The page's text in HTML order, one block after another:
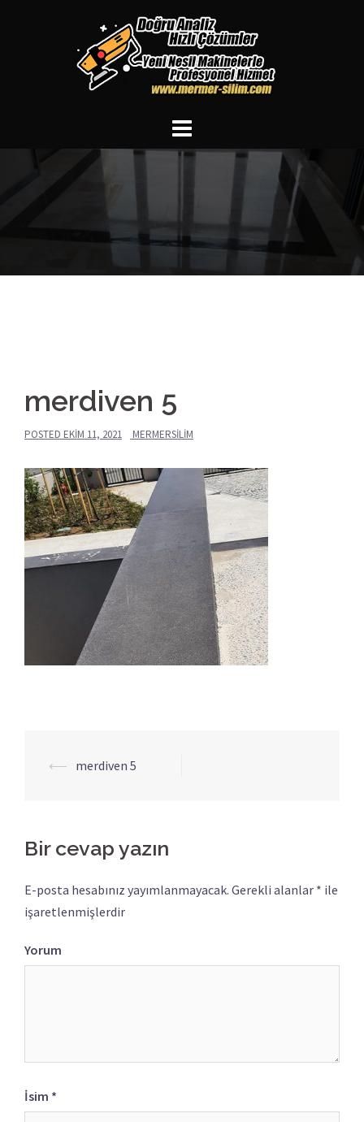
merdiven 5
POSTED EKIM 11, 2021 MERMERSILIM
Yazı
⟵ merdiven 5
Bir cevap yazın
E-posta hesabınız yayımlanmayacak. Gerekli alanlar * ile
işaretlenmişlerdir
Yorum
İsim *